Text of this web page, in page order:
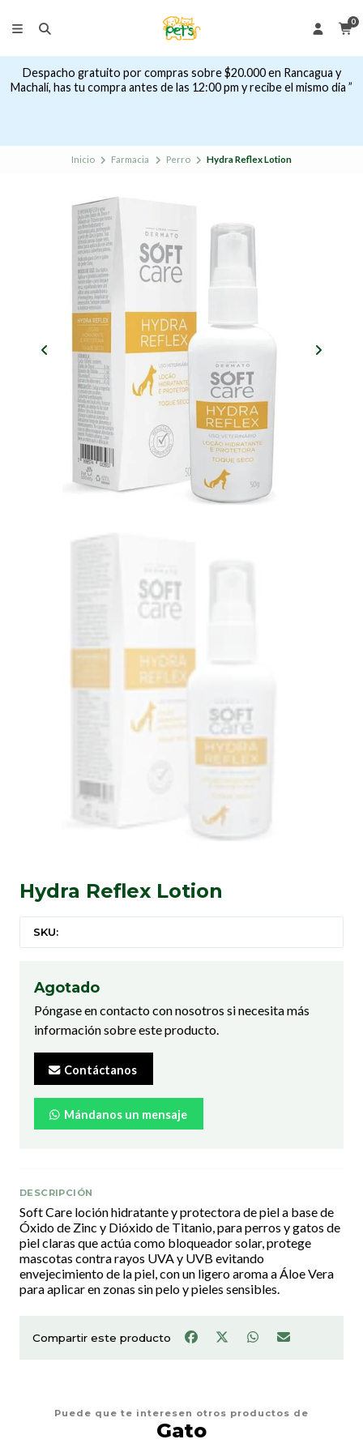
0
Despacho gratuito por compras sobre $20.000 en Rancagua y
Machalí, has tu compra antes de las 12:00 pm y recibe el mismo dia ”
Inicio Farmacia Perro Hydra Reflex Lotion
Hydra Reflex Lotion
SKU:
Agotado
Póngase en contacto con nosotros si necesita más
información sobre este producto.
Contáctanos
Mándanos un mensaje
DESCRIPCIÓN
Soft Care loción hidratante y protectora de piel a base de
Óxido de Zinc y Dióxido de Titanio, para perros y gatos de
piel claras que actúa como bloqueador solar, protege
mascotas contra rayos UVA y UVB evitando
envejecimiento de la piel, con un ligero aroma a Áloe Vera
para aplicar en zonas sin pelo y pieles sensibles.
Compartir este producto
Puede que te interesen otros productos de
Gato